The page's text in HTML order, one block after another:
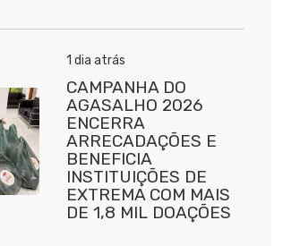
1 dia atrás
CAMPANHA DO
AGASALHO 2026
ENCERRA
ARRECADAÇÕES E
BENEFICIA
INSTITUIÇÕES DE
EXTREMA COM MAIS
DE 1,8 MIL DOAÇÕES